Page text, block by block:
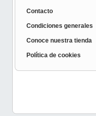
Contacto
Condiciones generales
Conoce nuestra tienda
Política de cookies